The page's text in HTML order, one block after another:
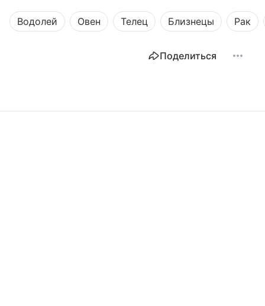
Водолей Овен Телец Близнецы Рак
Поделиться